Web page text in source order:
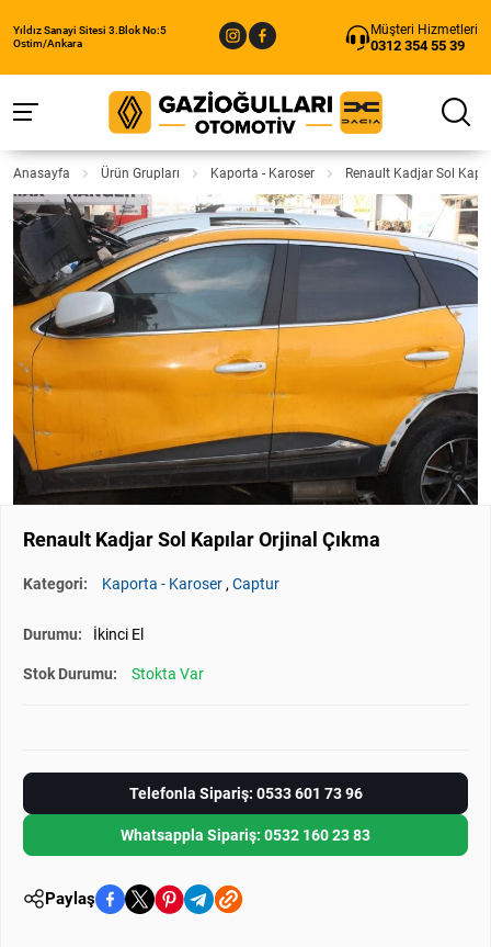
Yıldız Sanayi Sitesi 3.Blok No:5
Ostim/Ankara
Müşteri Hizmetleri
0312 354 55 39
Anasayfa Ürün Grupları Kaporta - Karoser Renault Kadjar Sol
Renault Kadjar Sol Kapılar Orjinal Çıkma
Kategori: Kaporta - Karoser , Captur
Durumu: İkinci El
Stok Durumu: Stokta Var
Telefonla Sipariş: 0533 601 73 96
Whatsappla Sipariş: 0532 160 23 83
Paylaş